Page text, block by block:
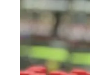
денежных переводов из
российского банка «Т-
Грузию за одну неделю
увеличился на 64%
02.08.2026
Российские СМИ и паблики
намеренно разгоняют тему
плохих отношений между
грузинами и русскими
02.08.2026